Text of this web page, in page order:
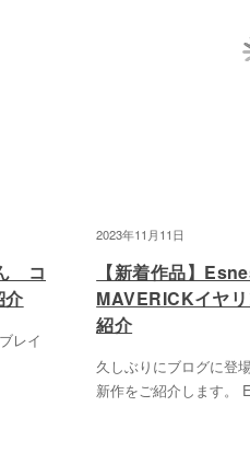
コ
介
レイ
2023年11月11日
【新着作品】
MAVERICKイヤ
紹介
久しぶりにブログに登
新作をご紹介します。